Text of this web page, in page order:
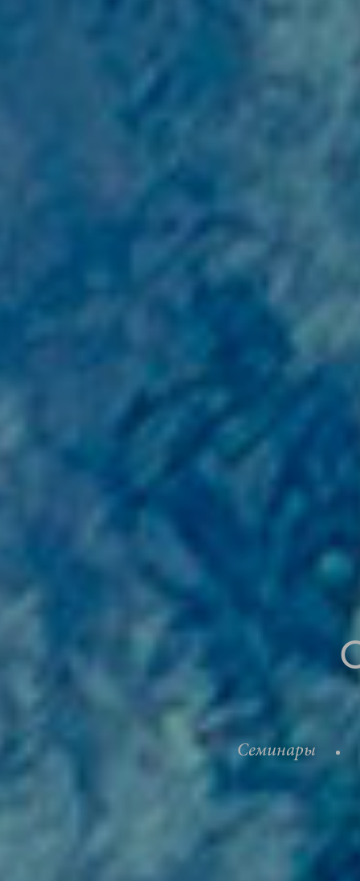
Семинары